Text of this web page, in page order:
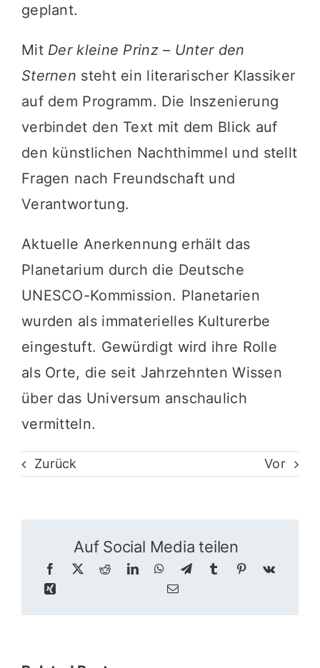
geplant.
Mit Der kleine Prinz – Unter den
Sternen steht ein literarischer Klassiker
auf dem Programm. Die Inszenierung
verbindet den Text mit dem Blick auf
den künstlichen Nachthimmel und stellt
Fragen nach Freundschaft und
Verantwortung.
Aktuelle Anerkennung erhält das
Planetarium durch die Deutsche
UNESCO-Kommission. Planetarien
wurden als immaterielles Kulturerbe
eingestuft. Gewürdigt wird ihre Rolle
als Orte, die seit Jahrzehnten Wissen
über das Universum anschaulich
vermitteln.
Zurück Vor
Auf Social Media teilen